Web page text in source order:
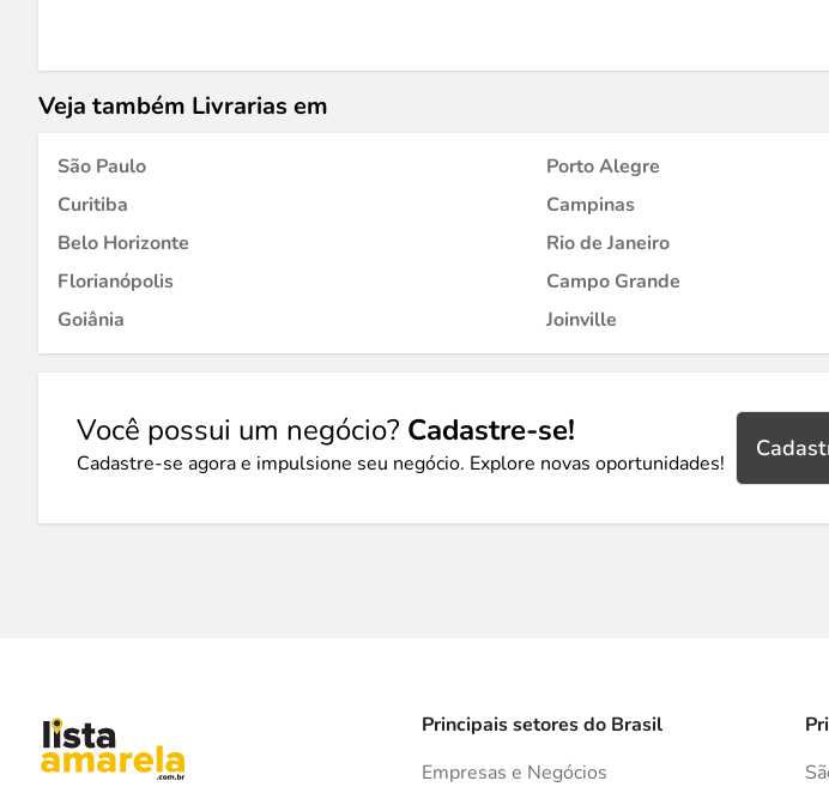
Veja também Livrarias em
São Paulo
Porto Alegre
Curitiba
Campinas
Belo Horizonte
Rio de Janeiro
Florianópolis
Campo Grande
Goiânia
Joinville
Você possui um negócio? Cadastre-se!
Cadastre-se agora e impulsione seu negócio. Explore novas oportunidades!
Principais setores do Brasil
Empresas e Negócios